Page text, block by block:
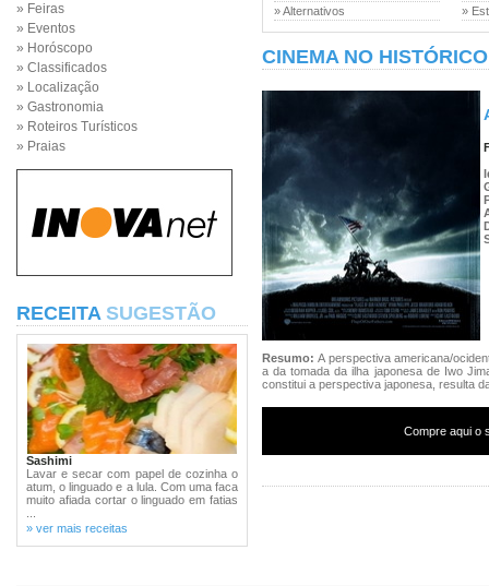
» Feiras
» Eventos
» Horóscopo
» Classificados
» Localização
» Gastronomia
» Roteiros Turísticos
» Praias
RECEITA SUGESTÃO
Sashimi
Lavar e secar com papel de cozinha o
atum, o linguado e a lula. Com uma faca
muito afiada cortar o linguado em fatias
» ver mais receitas
» Alternativos
»
CINEMA NO HISTÓRICO
Resumo:A perspectiva americana/
a da tomada da ilha japonesa de Iwo
constitui a perspectiva japonesa, resulta
Compre aqui o